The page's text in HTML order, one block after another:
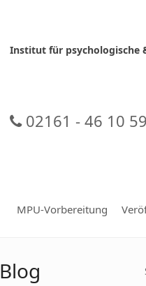
Institut für psychologische
02161 - 46 10
MPU-Vorbereitung
Blog